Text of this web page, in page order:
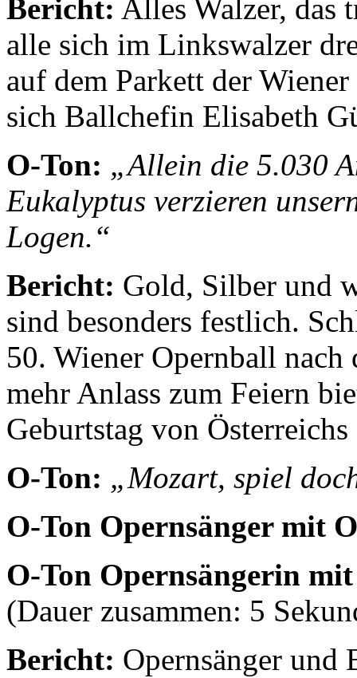
Bericht: Alles Walzer, das
alle sich im Linkswalzer
auf dem Parkett der
sich Ballchefin Elisabeth
O-Ton: „Allein die 5.030
Eukalyptus verzieren
Logen.“
Bericht: Gold, Silber und
sind besonders festlich.
50. Wiener Opernball
mehr Anlass zum Feiern
Geburtstag von
O-Ton: „Mozart, spiel
O-Ton Opernsänger mit
O-Ton Opernsängerin
(Dauer zusammen: 5
Bericht: Opernsänger und